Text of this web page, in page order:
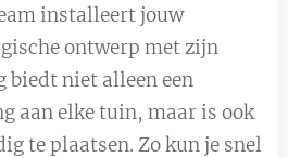
installeert jouw
ontwerp met zijn
niet alleen een
aan elke tuin, maar is ook
te plaatsen. Zo kun je snel